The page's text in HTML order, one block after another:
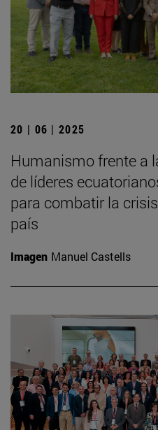
20 | 06 | 2025
Humanismo frente a
de líderes
para combatir la
país
Imagen Manuel Castells